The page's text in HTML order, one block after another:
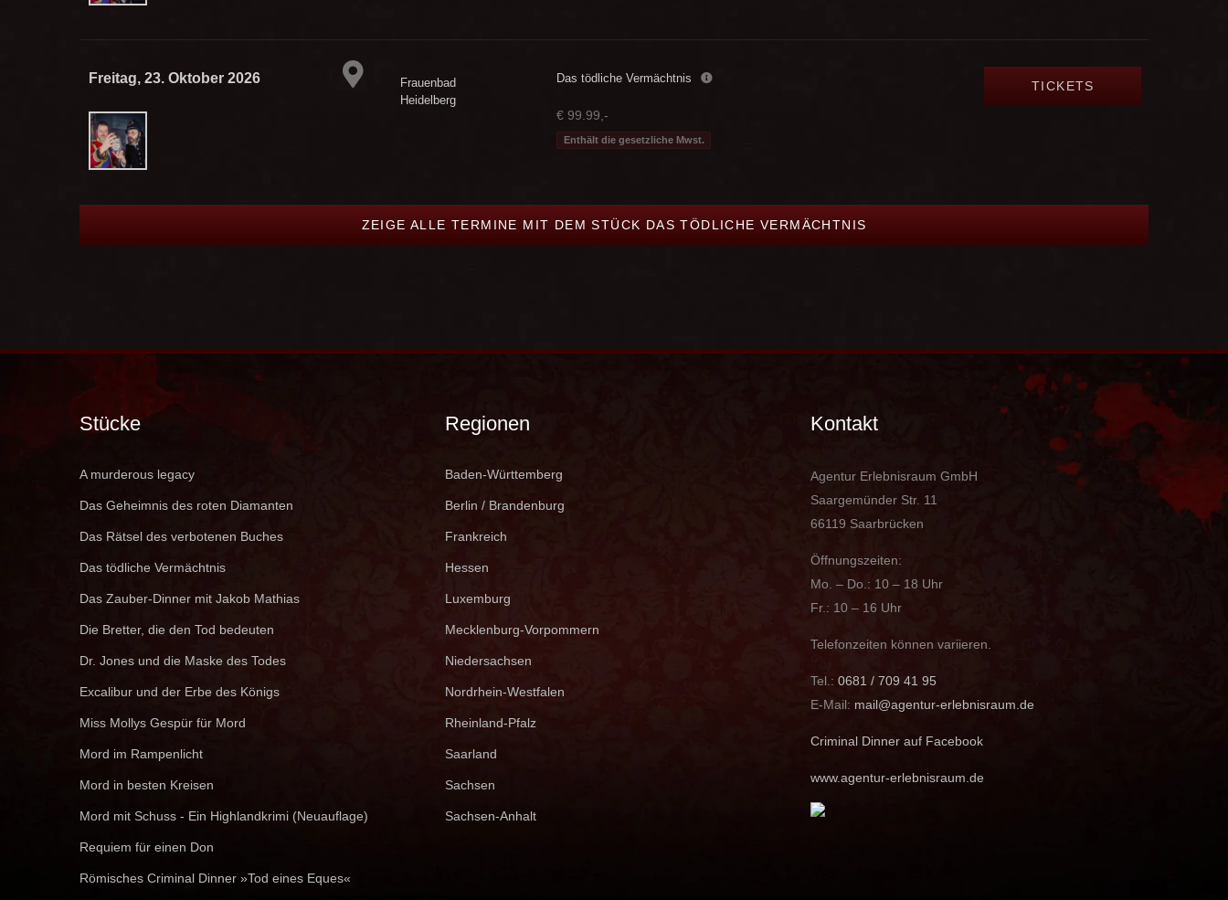
Freitag, 23. Oktober 2026
Frauenbad
Heidelberg
Das tödliche Vermächtnis
€ 99.99,-
Enthält die gesetzliche Mwst.
TICKETS
ZEIGE ALLE TERMINE MIT DEM STÜCK DAS TÖDLICHE VERMÄCHTNIS
Stücke
A murderous legacy
Das Geheimnis des roten Diamanten
Das Rätsel des verbotenen Buches
Das tödliche Vermächtnis
Das Zauber-Dinner mit Jakob Mathias
Die Bretter, die den Tod bedeuten
Dr. Jones und die Maske des Todes
Excalibur und der Erbe des Königs
Miss Mollys Gespür für Mord
Mord im Rampenlicht
Mord in besten Kreisen
Mord mit Schuss - Ein Highlandkrimi (Neuauflage)
Requiem für einen Don
Römisches Criminal Dinner »Tod eines Eques«
Regionen
Baden-Württemberg
Berlin / Brandenburg
Frankreich
Hessen
Luxemburg
Mecklenburg-Vorpommern
Niedersachsen
Nordrhein-Westfalen
Rheinland-Pfalz
Saarland
Sachsen
Sachsen-Anhalt
Kontakt
Agentur Erlebnisraum GmbH
Saargemünder Str. 11
66119 Saarbrücken
Öffnungszeiten:
Mo. – Do.: 10 – 18 Uhr
Fr.: 10 – 16 Uhr
Telefonzeiten können variieren.
Tel.: 0681 / 709 41 95
E-Mail: mail@agentur-erlebnisraum.de
Criminal Dinner auf Facebook
www.agentur-erlebnisraum.de